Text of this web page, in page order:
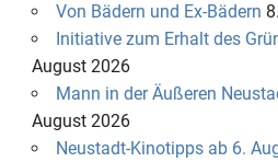
Von Bädern und Ex-Bädern
Initiative zum Erhalt des
August 2026
Mann in der Äußeren
August 2026
Neustadt-Kinotipps ab 6.